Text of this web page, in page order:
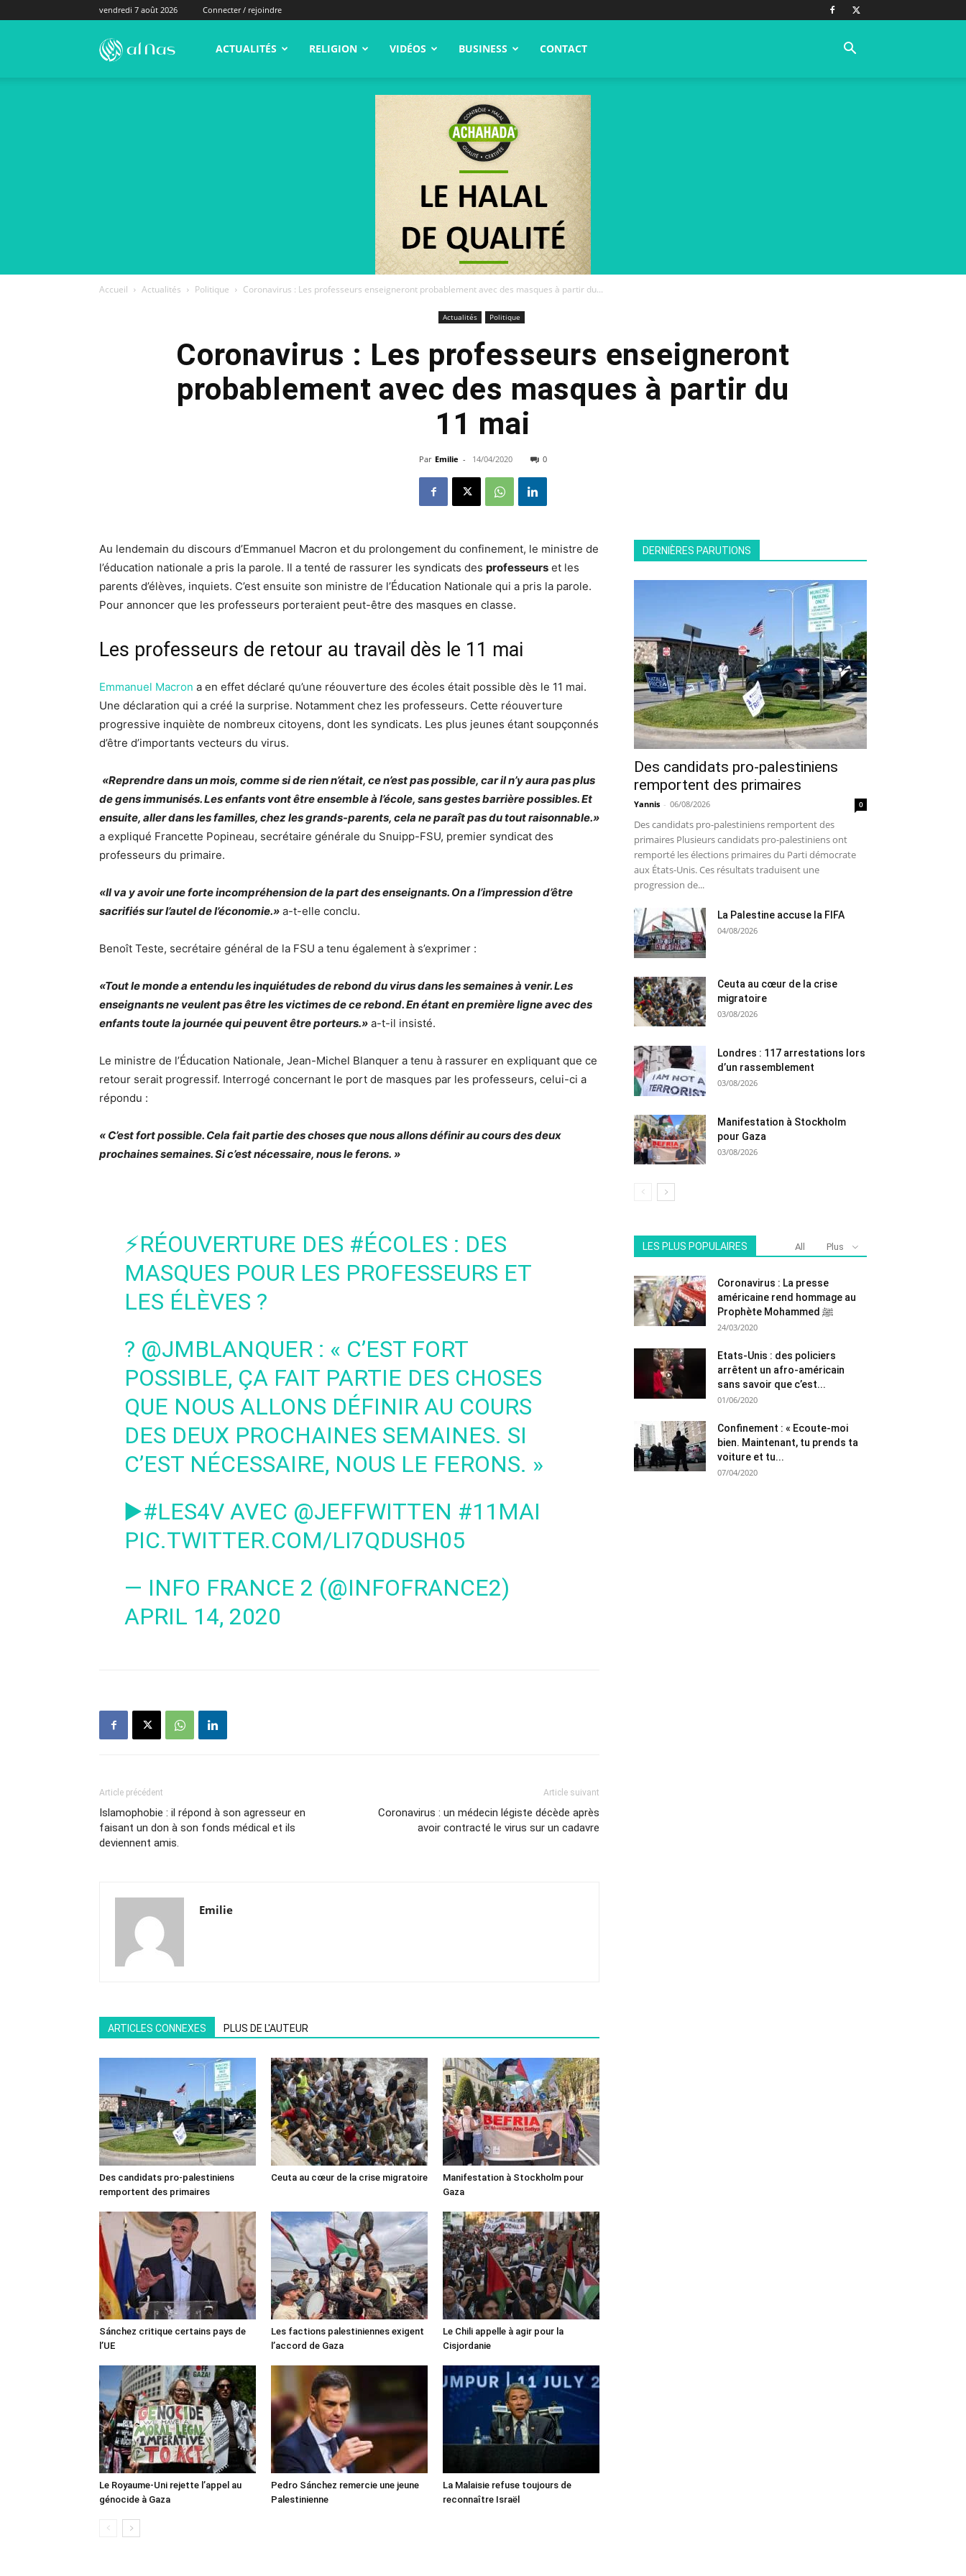
vendredi 7 août 2026 Connecter / rejoindre
alNas.fr ACTUALITÉS RELIGION VIDÉOS BUSINESS CONTACT
Accueil Actualités Politique Coronavirus : Les professeurs enseigneront probablement avec des masques à partir du...
Actualités Politique
Coronavirus : Les professeurs enseigneront
probablement avec des masques à partir du
11 mai
Par Emilie - 14/04/2020 0
Au lendemain du discours d’Emmanuel Macron et du prolongement du confinement, le ministre de
l’éducation nationale a pris la parole. Il a tenté de rassurer les syndicats des professeurs et les
parents d’élèves, inquiets. C’est ensuite son ministre de l’Éducation Nationale qui a pris la parole.
Pour annoncer que les professeurs porteraient peut-être des masques en classe.
Les professeurs de retour au travail dès le 11 mai
Emmanuel Macron a en effet déclaré qu’une réouverture des écoles était possible dès le 11 mai.
Une déclaration qui a créé la surprise. Notamment chez les professeurs. Cette réouverture
progressive inquiète de nombreux citoyens, dont les syndicats. Les plus jeunes étant soupçonnés
d’être d’importants vecteurs du virus.
«Reprendre dans un mois, comme si de rien n’était, ce n’est pas possible, car il n’y aura pas plus
de gens immunisés. Les enfants vont être ensemble à l’école, sans gestes barrière possibles. Et
ensuite, aller dans les familles, chez les grands-parents, cela ne paraît pas du tout raisonnable.»
a expliqué Francette Popineau, secrétaire générale du Snuipp-FSU, premier syndicat des
professeurs du primaire.
«Il va y avoir une forte incompréhension de la part des enseignants. On a l’impression d’être
sacrifiés sur l’autel de l’économie.» a-t-elle conclu.
Benoît Teste, secrétaire général de la FSU a tenu également à s’exprimer :
«Tout le monde a entendu les inquiétudes de rebond du virus dans les semaines à venir. Les
enseignants ne veulent pas être les victimes de ce rebond. En étant en première ligne avec des
enfants toute la journée qui peuvent être porteurs.» a-t-il insisté.
Le ministre de l’Éducation Nationale, Jean-Michel Blanquer a tenu à rassurer en expliquant que ce
retour serait progressif. Interrogé concernant le port de masques par les professeurs, celui-ci a
répondu :
« C’est fort possible. Cela fait partie des choses que nous allons définir au cours des deux
prochaines semaines. Si c’est nécessaire, nous le ferons. »
⚡RÉOUVERTURE DES #ÉCOLES : DES
MASQUES POUR LES PROFESSEURS ET
LES ÉLÈVES ?
? @JMBLANQUER: « C’EST FORT
POSSIBLE, ÇA FAIT PARTIE DES CHOSES
QUE NOUS ALLONS DÉFINIR AU COURS
DES DEUX PROCHAINES SEMAINES. SI
C’EST NÉCESSAIRE, NOUS LE FERONS. »
▶️#LES4VAVEC @JEFFWITTEN #11MAI
PIC.TWITTER.COM/LI7QDUSH05
— INFO FRANCE 2 (@INFOFRANCE2)
APRIL 14, 2020
Article précédent
Islamophobie : il répond à son agresseur en
faisant un don à son fonds médical et ils
deviennent amis.
Article suivant
Coronavirus : un médecin légiste décède après
avoir contracté le virus sur un cadavre
Emilie
ARTICLES CONNEXES PLUS DE L'AUTEUR
Des candidats pro-palestiniens
remportent des primaires
Ceuta au cœur de la crise migratoire
Manifestation à Stockholm pour
Gaza
Sánchez critique certains pays de
l’UE
Les factions palestiniennes exigent
l’accord de Gaza
Le Chili appelle à agir pour la
Cisjordanie
Le Royaume-Uni rejette l’appel au
génocide à Gaza
Pedro Sánchez remercie une jeune
Palestinienne
La Malaisie refuse toujours de
reconnaître Israël
DERNIÈRES PARUTIONS
Des candidats pro-palestiniens
remportent des primaires
Yannis - 06/08/2026 0
Des candidats pro-palestiniens remportent des
primaires Plusieurs candidats pro-palestiniens ont
remporté les élections primaires du Parti démocrate
aux États-Unis. Ces résultats traduisent une
progression de...
La Palestine accuse la FIFA
04/08/2026
Ceuta au cœur de la crise
migratoire
03/08/2026
Londres : 117 arrestations lors
d’un rassemblement
03/08/2026
Manifestation à Stockholm
pour Gaza
03/08/2026
LES PLUS POPULAIRES All Plus
Coronavirus : La presse
américaine rend hommage au
Prophète Mohammed ﷺ
24/03/2020
Etats-Unis : des policiers
arrêtent un afro-américain
sans savoir que c’est...
01/06/2020
Confinement : « Ecoute-moi
bien. Maintenant, tu prends ta
voiture et tu...
07/04/2020